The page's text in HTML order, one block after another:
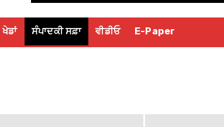
ਖੇਡਾਂ ਸੰਪਾਦਕੀ ਸਫ਼ਾ ਵੀਡੀਓ E-Paper